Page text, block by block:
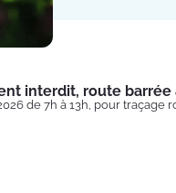
interdit, route barrée
de 7h à 13h, pour traçage